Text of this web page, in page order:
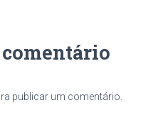
publicar um comentário.